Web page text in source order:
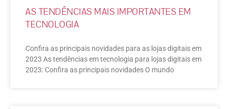
AS TENDÊNCIAS MAIS IMPORTANTES EM
TECNOLOGIA
Confira as principais novidades para as lojas digitais em
2023 As tendências em tecnologia para lojas digitais em
2023: Confira as principais novidades O mundo